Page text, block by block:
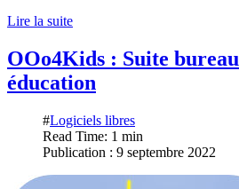
Lire la suite
OOo4Kids : Suite
éducation
#Logiciels libres
Read Time: 1 min
Publication : 9 septembre 2022